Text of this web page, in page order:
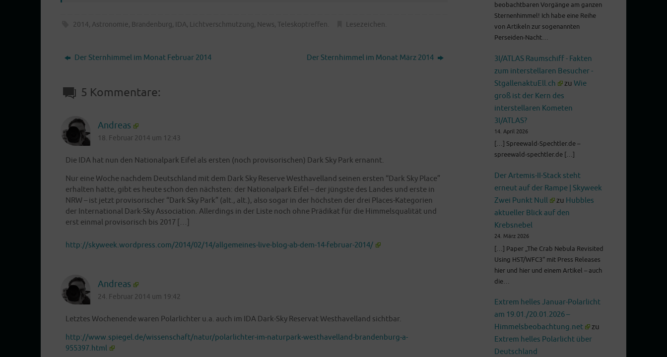
2014, Astronomie, Brandenburg, IDA, Lichtverschmutzung, News,Teleskoptreffen. Lesezeichen.
Der Sternhimmel im Monat Februar 2014 Der Sternhimmel im Monat März 2014
5 Kommentare:
Andreas
18. Februar 2014 um 12:43
Die IDA hat nun den Natio­nal­park Eifel als ers­ten (noch pro­vi­so­ri­schen) Dark Sky Park ernannt.
Nur eine Woche nach­dem Deutsch­land mit dem Dark Sky Reser­ve West­ha­vel­land sei­nen ers­ten “Dark Sky Place”
erhal­ten hat­te, gibt es heu­te schon den nächs­ten: der Natio­nal­park Eifel – der jüngs­te des Lan­des und ers­te in
NRW – ist jetzt pro­vi­so­ri­scher “Dark Sky Park” (alt., alt.), also sogar in der höchs­ten der drei Places-Kate­go­rien
der Inter­na­tio­nal Dark-Sky Asso­cia­ti­on. Aller­dings in der Lis­te noch ohne Prä­di­kat für die Him­mels­qua­li­tät und
erst ein­mal pro­vi­so­risch bis 2017 […]
http://skyweek.wordpress.com/2014/02/14/allgemeines-live-blog-ab-dem-14-februar-2014/
Andreas
24. Februar 2014 um 19:42
Letz­tes Wochen­en­de waren Polar­lich­ter u.a. auch im IDA Dark-Sky Reser­vat West­ha­vel­land sichtbar.
http://www.spiegel.de/wissenschaft/natur/polarlichter-im-naturpark-westhavelland-brandenburg-a-
955397.html
beobachtbaren Vorgänge am ganzen
Sternenhimmel! Ich habe eine Reihe
von Artikeln zur sogenannten
Perseiden-Nacht…
3I/ATLAS Raumschiff - Fakten
zum interstellaren Besucher -
StgallenaktuEll.ch
zuWie
groß ist der Kern des
interstellaren Kometen
3I/ATLAS?
14. April 2026
[…] Spreewald-Spechtler.de –
spreewald-spechtler.de […]
Der Artemis-II-Stack steht
erneut auf der Rampe | Skyweek
Zwei Punkt Null
zu Hubbles
aktueller Blick auf den
Krebsnebel
24. März 2026
[…] Paper „The Crab Nebula Revisited
Using HST/WFC3“ mit Press Releases
hier und hier und einem Artikel – auch
die…
Extrem helles Januar-Polarlicht
am 19.01./20.01.2026 –
Himmelsbeobachtung.net
zu
Extrem helles Polarlicht über
Deutschland